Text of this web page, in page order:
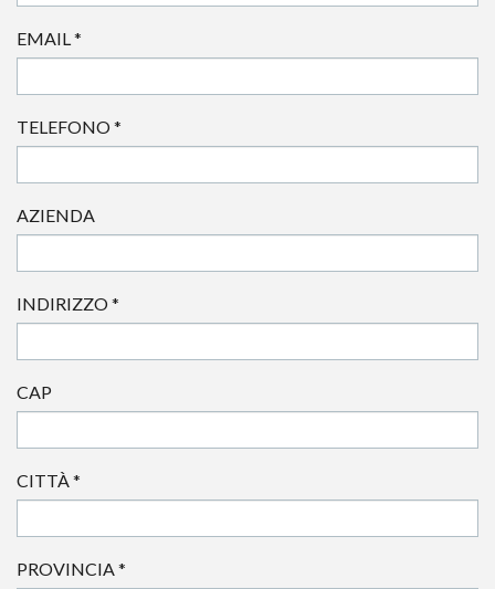
EMAIL*
TELEFONO*
AZIENDA
INDIRIZZO*
CAP
CITTÀ*
PROVINCIA*